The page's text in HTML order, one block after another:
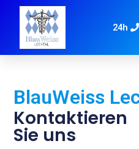
24h
BlauWeiss
Kontaktieren
Sie uns